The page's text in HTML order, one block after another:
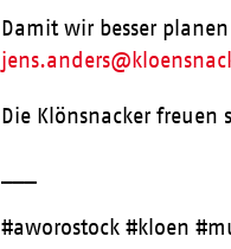
Damit wir besser
Die Klönsnacker
#aworostock #kloen